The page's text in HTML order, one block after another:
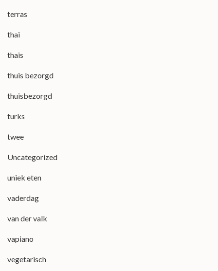
terras
thai
thais
thuis bezorgd
thuisbezorgd
turks
twee
Uncategorized
uniek eten
vaderdag
van der valk
vapiano
vegetarisch